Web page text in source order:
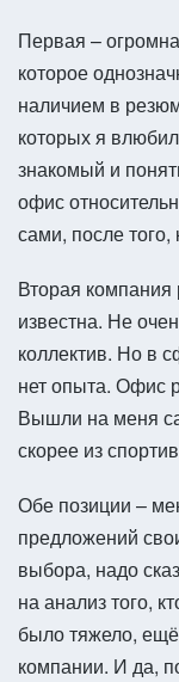
Первая –
которое
наличием в
которых я
знакомый и
офис
сами, после того,
Вторая
известна. Не
коллектив. Но в
нет опыта. Офис
Вышли на меня
скорее из
Обе позиции –
предложений
выбора, надо
на анализ того,
было тяжело,
компании. И да,